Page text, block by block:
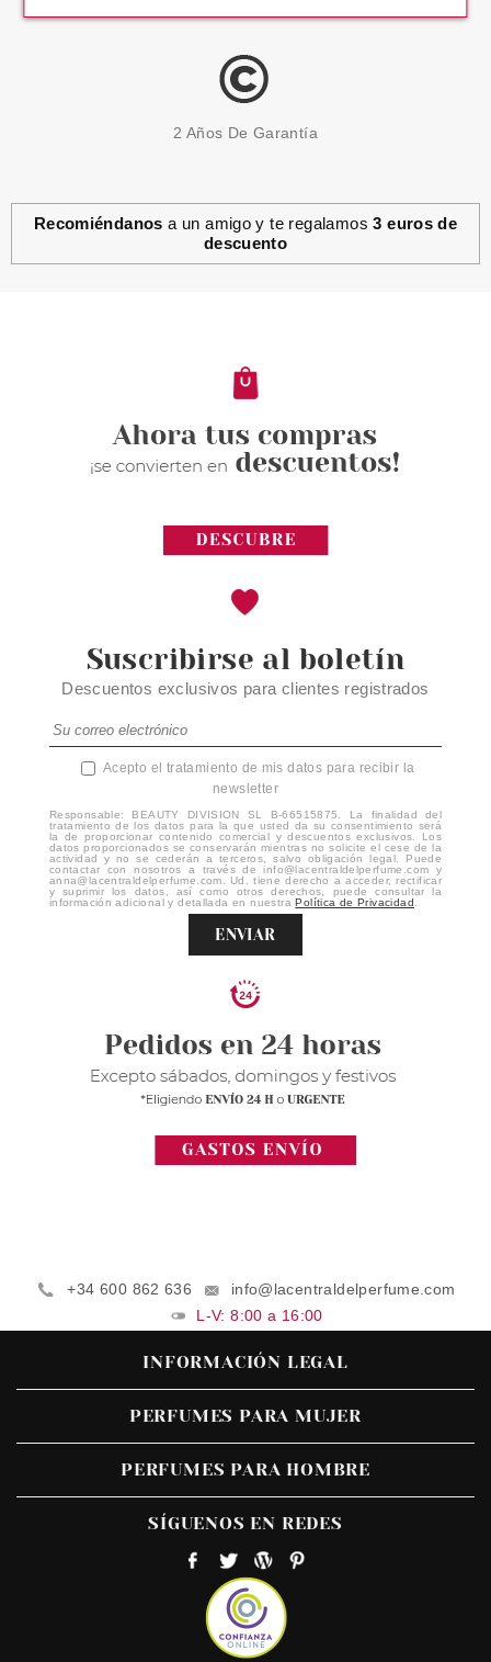
2 Años De Garantía
Recomiéndanos a un amigo y te regalamos3 euros de
descuento
Suscribirse al boletín
Descuentos exclusivos para clientes registrados
Acepto el tratamiento de mis datos para recibir la
newsletter
Responsable: BEAUTY DIVISION SL B-66515875. La finalidad del
tratamiento de los datos para la que usted da su consentimiento será
la de proporcionar contenido comercial y descuentos exclusivos. Los
datos proporcionados se conservarán mientras no solicite el cese de la
actividad y no se cederán a terceros, salvo obligación legal. Puede
contactar con nosotros a través de info@lacentraldelperfume.com y
anna@lacentraldelperfume.com. Ud. tiene derecho a acceder, rectificar
y suprimir los datos, así como otros derechos, puede consultar la
información adicional y detallada en nuestraPolítica de Privacidad
ENVIAR
+34 600 862 636
info@lacentraldelperfume.com
L-V: 8:00 a 16:00
INFORMACIÓN LEGAL
PERFUMES PARA MUJER
PERFUMES PARA HOMBRE
SÍGUENOS EN REDES